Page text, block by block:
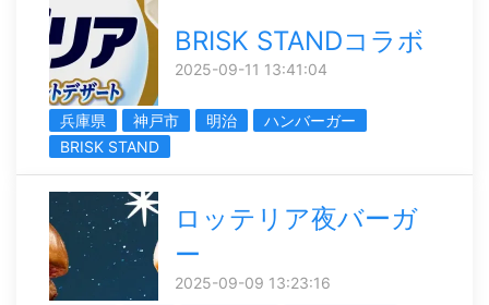
BRISK STANDコラボ
2025-09-11 13:41:04
兵庫県 神戸市 明治
ハンバーガー
BRISK STAND
ロッテリア夜バーガ
ー
2025-09-09 13:23:16